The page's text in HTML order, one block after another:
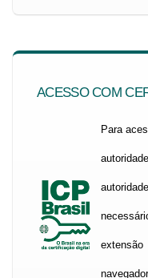
ACESSO COM
Para